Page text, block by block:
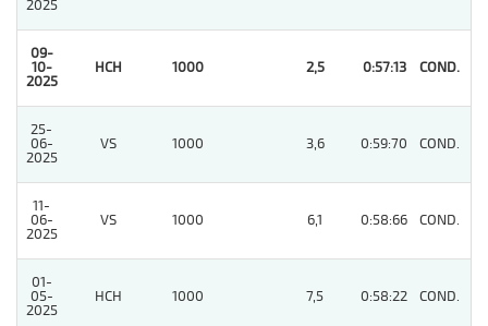
2025
09-
10-
2025
HCH 1000 2,5 0:57:13 COND.
25-
06-
2025
VS 1000 3,6 0:59:70 COND.
11-
06-
2025
VS 1000 6,1 0:58:66 COND.
01-
05-
2025
HCH 1000 7,5 0:58:22 COND.